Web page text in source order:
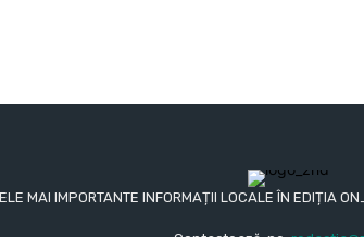
MAI IMPORTANTE INFORMAȚII LOCALE ÎN EDIȚIA